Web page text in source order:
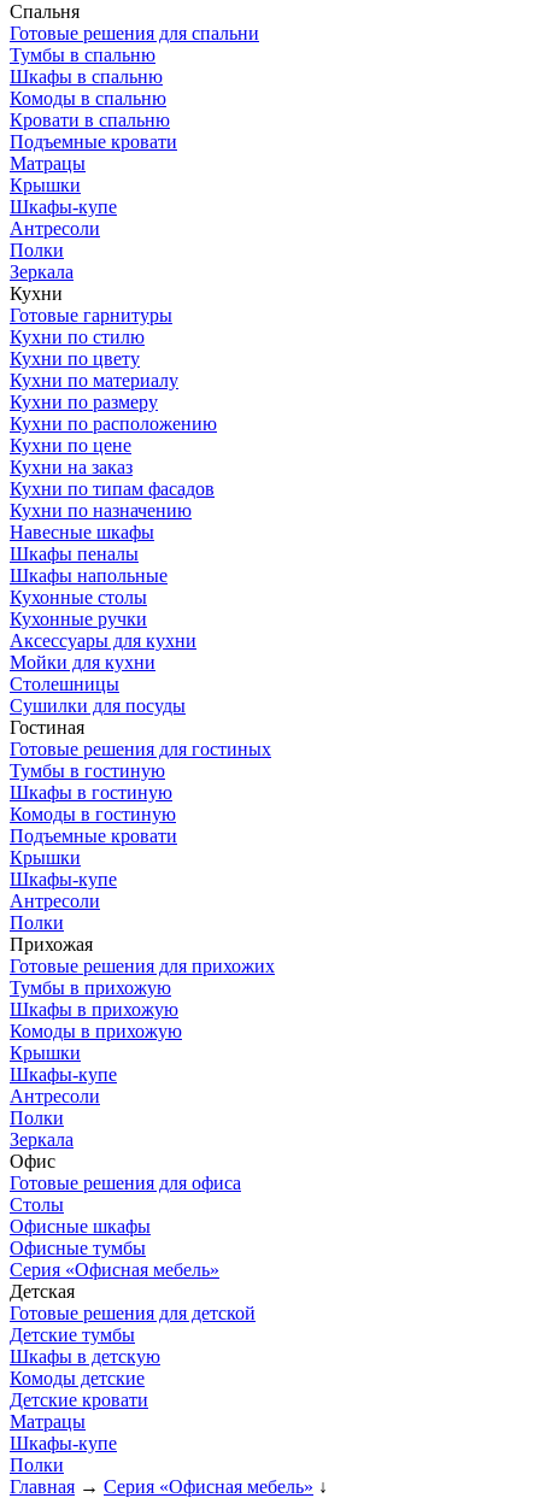
Спальня
Готовые решения для спальни
Тумбы в спальню
Шкафы в спальню
Комоды в спальню
Кровати в спальню
Подъемные кровати
Матрацы
Крышки
Шкафы-купе
Антресоли
Полки
Зеркала
Кухни
Готовые гарнитуры
Кухни по стилю
Кухни по цвету
Кухни по материалу
Кухни по размеру
Кухни по расположению
Кухни по цене
Кухни на заказ
Кухни по типам фасадов
Кухни по назначению
Навесные шкафы
Шкафы пеналы
Шкафы напольные
Кухонные столы
Кухонные ручки
Аксессуары для кухни
Мойки для кухни
Столешницы
Сушилки для посуды
Гостиная
Готовые решения для гостиных
Тумбы в гостиную
Шкафы в гостиную
Комоды в гостиную
Подъемные кровати
Крышки
Шкафы-купе
Антресоли
Полки
Прихожая
Готовые решения для прихожих
Тумбы в прихожую
Шкафы в прихожую
Комоды в прихожую
Крышки
Шкафы-купе
Антресоли
Полки
Зеркала
Офис
Готовые решения для офиса
Столы
Офисные шкафы
Офисные тумбы
Серия «Офисная мебель»
Детская
Готовые решения для детской
Детские тумбы
Шкафы в детскую
Комоды детские
Детские кровати
Матрацы
Шкафы-купе
Полки
Главная → Серия «Офисная мебель» ↓